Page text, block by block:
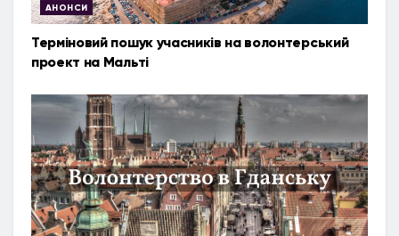
АНОНСИ
Терміновий пошук учасників на волонтерський
проект на Мальті